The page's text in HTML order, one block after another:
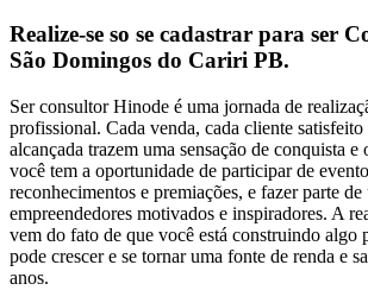
Realize-se so se cadastrar para ser
São Domingos do Cariri PB.
Ser consultor Hinode é uma jornada de
profissional. Cada venda, cada cliente satisfeito
alcançada trazem uma sensação de conquista
você tem a oportunidade de participar de
reconhecimentos e premiações, e fazer parte
empreendedores motivados e inspiradores. A
vem do fato de que você está construindo algo
pode crescer e se tornar uma fonte de renda e
anos.